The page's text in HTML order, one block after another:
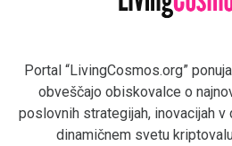
Portal “LivingCosmos.org”
obveščajo obiskovalce o
poslovnih strategijah, inovacijah
dinamičnem svetu